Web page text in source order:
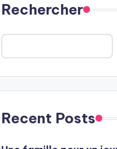
Rechercher
Recent Posts